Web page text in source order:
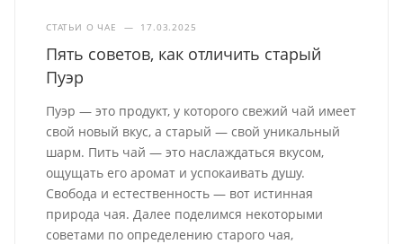
СТАТЬИ О ЧАЕ — 17.03.2025
Пять советов, как отличить старый
Пуэр
Пуэр — это продукт, у которого свежий чай имеет
свой новый вкус, а старый — свой уникальный
шарм. Пить чай — это наслаждаться вкусом,
ощущать его аромат и успокаивать душу.
Свобода и естественность — вот истинная
природа чая. Далее поделимся некоторыми
советами по определению старого чая,